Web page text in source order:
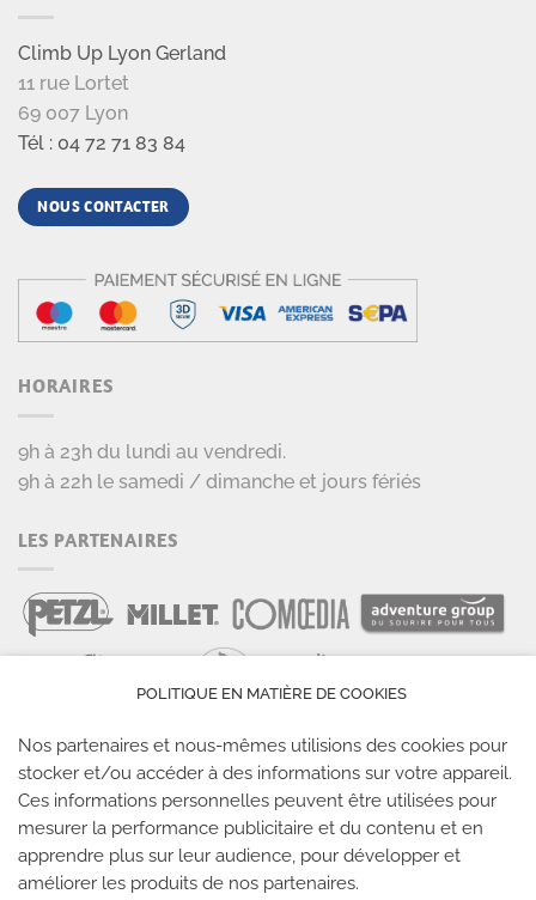
Climb Up Lyon Gerland
11 rue Lortet
69 007 Lyon
Tél : 04 72 71 83 84
NOUS CONTACTER
HORAIRES
9h à 23h du lundi au vendredi.
9h à 22h le samedi / dimanche et jours fériés
LES PARTENAIRES
LES SALLES CLIMB UP
Climb Up vous accueille dans ses salles, partout en
POLITIQUE EN MATIÈRE DE COOKIES
Nos partenaires et nous-mêmes utilisions des cookies pour
stocker et/ou accéder à des informations sur votre appareil.
Ces informations personnelles peuvent être utilisées pour
mesurer la performance publicitaire et du contenu et en
apprendre plus sur leur audience, pour développer et
améliorer les produits de nos partenaires.